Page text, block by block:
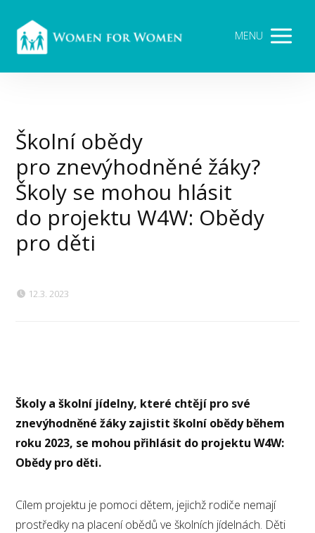
MENU
Školní obědy
pro znevýhodněné žáky?
Školy se mohou hlásit
do projektu W4W: Obědy
pro děti
12.3. 2023
Školy a školní jídelny, které chtějí pro své
znevýhodněné žáky zajistit školní obědy během
roku 2023, se mohou přihlásit do projektu W4W:
Obědy pro děti.
Cílem projektu je pomoci dětem, jejichž rodiče nemají
prostředky na placení obědů ve školních jídelnách. Děti